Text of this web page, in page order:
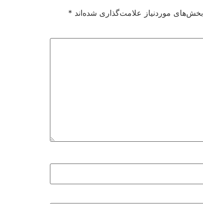
بخش‌های موردنیاز علامت‌گذاری شده‌اند *